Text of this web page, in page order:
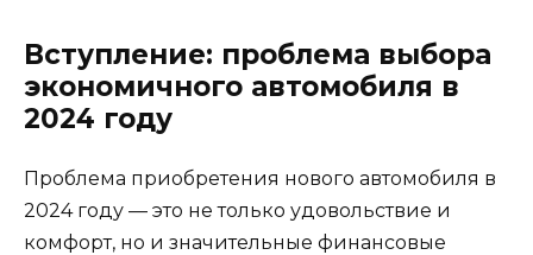
Вступление: проблема выбора
экономичного автомобиля в
2024 году
Проблема приобретения нового автомобиля в
2024 году — это не только удовольствие и
комфорт, но и значительные финансовые